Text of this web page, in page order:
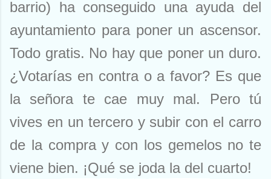
barrio) ha conseguido una ayuda del
ayuntamiento para poner un ascensor.
Todo gratis. No hay que poner un duro.
¿Votarías en contra o a favor? Es que
la señora te cae muy mal. Pero tú
vives en un tercero y subir con el carro
de la compra y con los gemelos no te
viene bien. ¡Qué se joda la del cuarto!